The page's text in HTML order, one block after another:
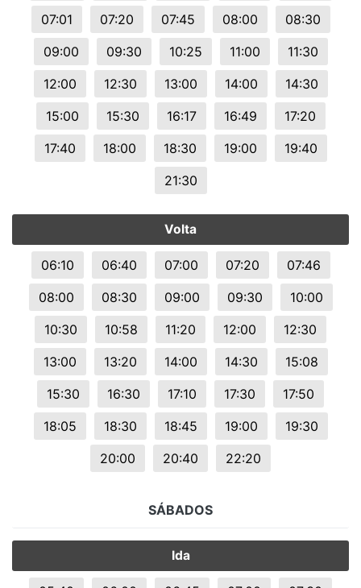
07:01
07:20 07:45 08:00
08:30
09:00
09:30 10:25 11:00
11:30
12:00
12:30 13:00 14:00
14:30
15:00
15:30 16:17 16:49
17:20
17:40
18:00 18:30 19:00
19:40
21:30
Volta
06:10 06:40 07:00 07:20
07:46
08:00
08:30 09:00 09:30
10:00
10:30
10:58 11:20 12:00
12:30
13:00
13:20 14:00 14:30
15:08
15:30
16:30 17:10 17:30
17:50
18:05
18:30 18:45 19:00
19:30
20:00
20:40 22:20
SÁBADOS
Ida